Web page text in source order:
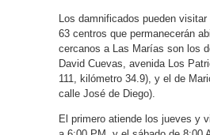
Los damnificados pueden
63 centros que permanecerán
cercanos a Las Marías son los
David Cuevas, avenida Los
111, kilómetro 34.9), y el de
calle José de Diego).
El primero atiende los jueves y